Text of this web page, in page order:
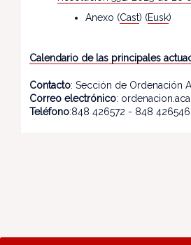
Anexo (Cast) (Eusk)
Calendario de las principales
Contacto: Sección de Ordenación
Correo electrónico:
Teléfono:848 426572 - 848